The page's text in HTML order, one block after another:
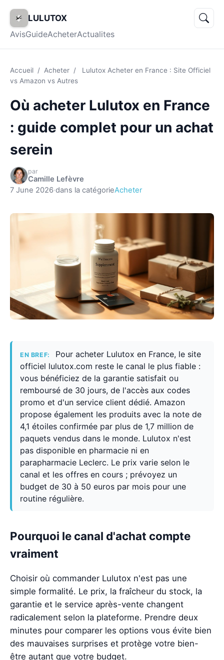
LULUTOX
AvisGuideAcheterActualites
Accueil / Acheter /
Lulutox Acheter en France : Site Officiel
vs Amazon vs Autres
Où acheter Lulutox en France
: guide complet pour un achat
serein
par
Camille Lefèvre
7 June 2026·dans la catégorieAcheter
EN BREF:
Pour acheter Lulutox en France, le site
officiel lulutox.com reste le canal le plus fiable :
vous bénéficiez de la garantie satisfait ou
remboursé de 30 jours, de l'accès aux codes
promo et d'un service client dédié. Amazon
propose également les produits avec la note de
4,1 étoiles confirmée par plus de 1,7 million de
paquets vendus dans le monde. Lulutox n'est
pas disponible en pharmacie ni en
parapharmacie Leclerc. Le prix varie selon le
canal et les offres en cours ; prévoyez un
budget de 30 à 50 euros par mois pour une
routine régulière.
Pourquoi le canal d'achat compte
vraiment
Choisir où commander Lulutox n'est pas une
simple formalité. Le prix, la fraîcheur du stock, la
garantie et le service après-vente changent
radicalement selon la plateforme. Prendre deux
minutes pour comparer les options vous évite bien
des mauvaises surprises et protège votre bien-
être autant que votre budget.